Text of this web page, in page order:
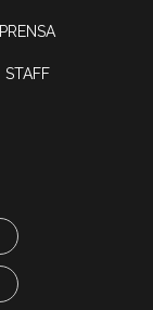
PRENSA
STAFF